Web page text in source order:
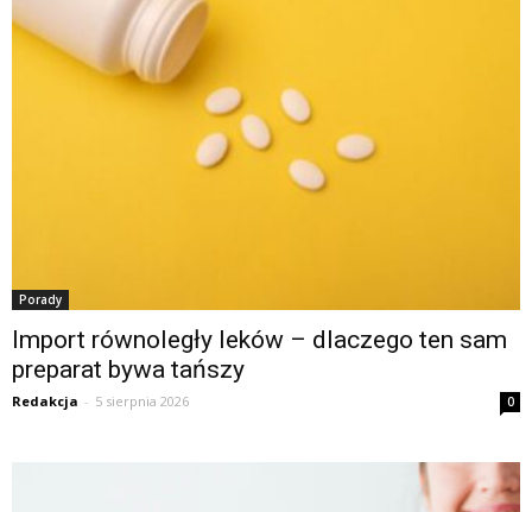
Porady
Import równoległy leków – dlaczego ten sam
preparat bywa tańszy
Redakcja - 5 sierpnia 2026 0